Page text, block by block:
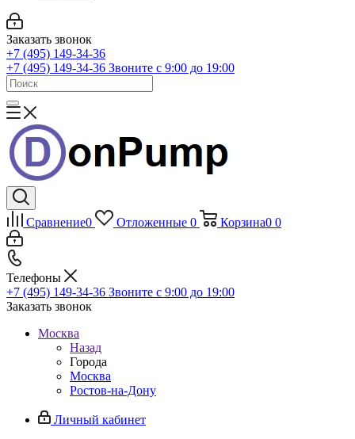
Заказать звонок
+7 (495) 149-34-36
+7 (495) 149-34-36 Звоните с 9:00 до 19:00
Сравнение0 Отложенные 0 Корзина0 0
Телефоны
+7 (495) 149-34-36 Звоните с 9:00 до 19:00
Заказать звонок
Москва
Назад
Города
Москва
Ростов-на-Дону
Личный кабинет